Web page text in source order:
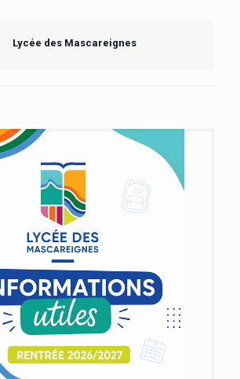
Lycée des Mascareignes